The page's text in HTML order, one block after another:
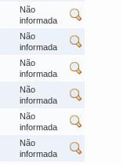
Não
informada
Não
informada
Não
informada
Não
informada
Não
informada
Não
informada